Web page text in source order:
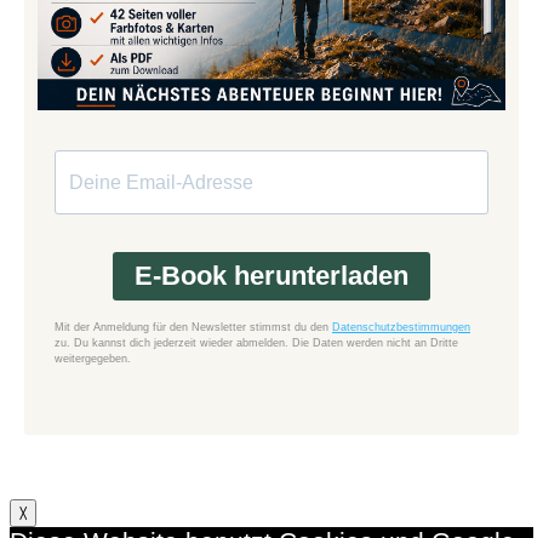
E-Book herunterladen
Mit der Anmeldung für den Newsletter stimmst du den Datenschutzbestimmungen
zu. Du kannst dich jederzeit wieder abmelden. Die Daten werden nicht an Dritte
weitergegeben.
X